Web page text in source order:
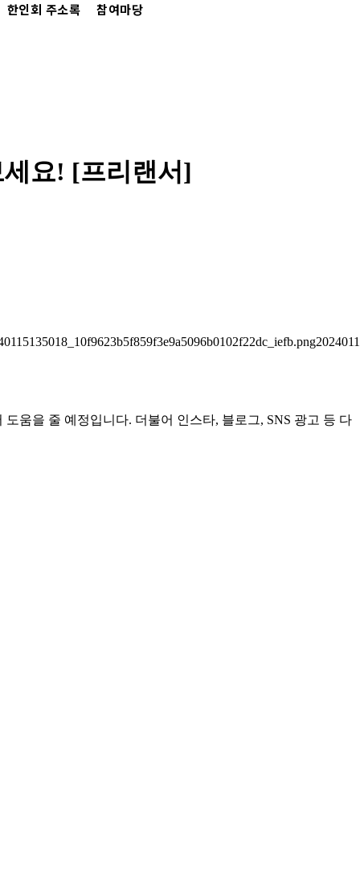
한인회 주소록 참여마당
요! [프리랜서]
움을 줄 예정입니다. 더불어 인스타, 블로그, SNS 광고 등 다